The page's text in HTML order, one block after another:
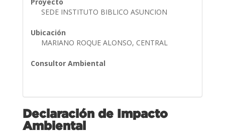
SEDE INSTITUTO BIBLICO ASUNCION
Ubicación
MARIANO ROQUE ALONSO, CENTRAL
Consultor Ambiental
Declaración de Impacto
Ambiental